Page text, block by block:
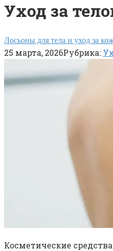
Уход за
Лосьоны для тела и уход за
25 марта, 2026Рубрика:
Косметические